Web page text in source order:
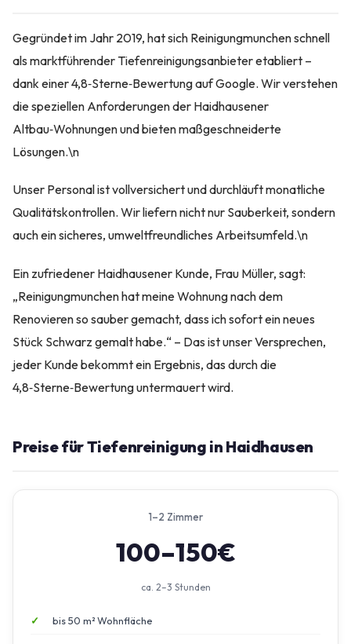
Gegründet im Jahr 2019, hat sich Reinigungmunchen schnell
als marktführender Tiefenreinigungsanbieter etabliert –
dank einer 4,8‑Sterne‑Bewertung auf Google. Wir verstehen
die speziellen Anforderungen der Haidhausener
Altbau‑Wohnungen und bieten maßgeschneiderte
Lösungen.\n
Unser Personal ist vollversichert und durchläuft monatliche
Qualitätskontrollen. Wir liefern nicht nur Sauberkeit, sondern
auch ein sicheres, umweltfreundliches Arbeitsumfeld.\n
Ein zufriedener Haidhausener Kunde, Frau Müller, sagt:
„Reinigungmunchen hat meine Wohnung nach dem
Renovieren so sauber gemacht, dass ich sofort ein neues
Stück Schwarz gemalt habe.“ – Das ist unser Versprechen,
jeder Kunde bekommt ein Ergebnis, das durch die
4,8‑Sterne‑Bewertung untermauert wird.
Preise für Tiefenreinigung in Haidhausen
1–2 Zimmer
100–150€
ca. 2–3 Stunden
bis 50 m² Wohnfläche